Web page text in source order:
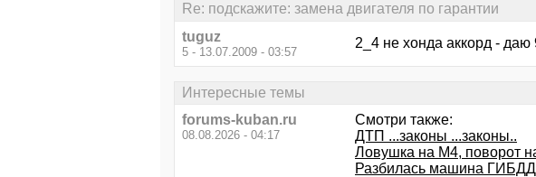
Re: подскажите: замена двигателя по гарантии
tuguz
5 - 13.07.2009 - 03:57
2_4 не хонда аккорд - даю
Интересные темы
forums-kuban.ru
08.08.2026 - 04:17
Смотри также:
ДТП ...законы ...законы..
Ловушка на М4, поворот
Разбилась машина